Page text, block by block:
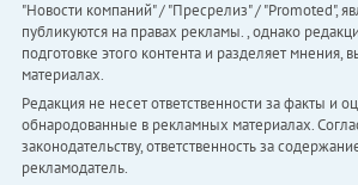
"Новости компаний" / "Пресрелиз" / "Promoted",
публикуются на правах рекламы. , однако
подготовке этого контента и разделяет мнения,
материалах.
Редакция не несет ответственности за факты и
обнародованные в рекламных материалах.
законодательству, ответственность за
рекламодатель.